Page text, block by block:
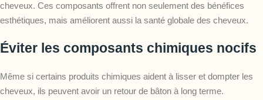
cheveux. Ces composants offrent non seulement des bénéfices
esthétiques, mais améliorent aussi la santé globale des cheveux.
Éviter les composants chimiques nocifs
Même si certains produits chimiques aident à lisser et dompter les
cheveux, ils peuvent avoir un retour de bâton à long terme.